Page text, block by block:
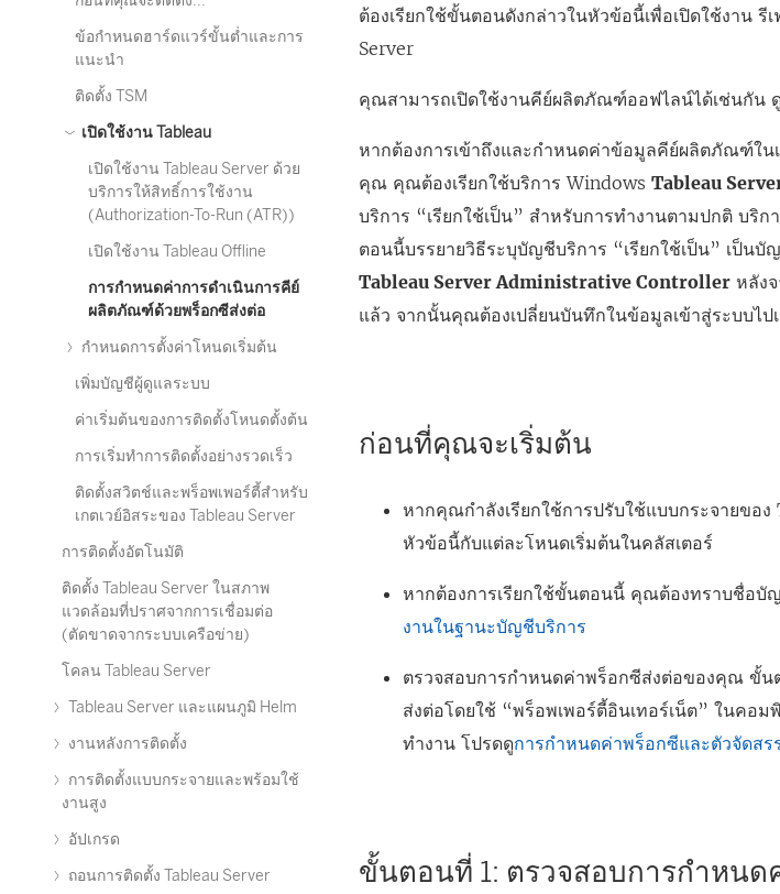
ข้อกำหนดฮาร์ดแวร์ขั้นต่ำและการ
แนะนำ
ติดตั้ง TSM
เปิดใช้งาน Tableau
เปิดใช้งาน Tableau Server ด้วย
บริการให้สิทธิ์การใช้งาน
(Authorization-To-Run (ATR))
เปิดใช้งาน Tableau Offline
การกำหนดค่าการดำเนินการคีย์
ผลิตภัณฑ์ด้วยพร็อกซีส่งต่อ
กำหนดการตั้งค่าโหนดเริ่มต้น
เพิ่มบัญชีผู้ดูแลระบบ
ค่าเริ่มต้นของการติดตั้งโหนดตั้งต้น
การเริ่มทำการติดตั้งอย่างรวดเร็ว
ติดตั้งสวิตช์และพร็อพเพอร์ตี้สำหรับ
เกตเวย์อิสระของ Tableau Server
การติดตั้งอัตโนมัติ
ติดตั้ง Tableau Server ในสภาพ
แวดล้อมที่ปราศจากการเชื่อมต่อ
(ตัดขาดจากระบบเครือข่าย)
โคลน Tableau Server
Tableau Server และแผนภูมิ Helm
งานหลังการติดตั้ง
การติดตั้งแบบกระจายและพร้อมใช้
งานสูง
อัปเกรด
ถอนการติดตั้ง Tableau Server
ต้องเรียกใช้ขั้นตอนดังกล่าวในหัวข้อนี้เพื่อเปิดใช้งาน
Server
คุณสามารถเปิดใช้งานคีย์ผลิตภัณฑ์ออฟไลน์ได้เช่นกัน
หากต้องการเข้าถึงและกำหนดค่าข้อมูลคีย์ผลิตภัณฑ์ใน
คุณ คุณต้องเรียกใช้บริการ WindowsTableau
บริการ “เรียกใช้เป็น” สำหรับการทำงานตามปกติ บริ
ตอนนี้บรรยายวิธีระบุบัญชีบริการ “เรียกใช้เป็น” เป็นบั
Tableau Server Administrative Controller หลัง
แล้ว จากนั้นคุณต้องเปลี่ยนบันทึกในข้อมูลเข้าสู่ระบบไป
ก่อนที่คุณจะเริ่มต้น
หากคุณกำลังเรียกใช้การปรับใช้แบบกระจายขอ
หัวข้อนี้กับแต่ละโหนดเริ่มต้นในคลัสเตอร์
หากต้องการเรียกใช้ขั้นตอนนี้ คุณต้องทราบชื่อบั
งานในฐานะบัญชีบริการ
ตรวจสอบการกำหนดค่าพร็อกซีส่งต่อของคุณ ขั้น
ส่งต่อโดยใช้ “พร็อพเพอร์ตี้อินเทอร์เน็ต” ในคอ
ทำงาน โปรดดูการกำหนดค่าพร็อกซีและตัวจัดส
ขั้นตอนที่ 1: ตรวจสอบการกำหนด